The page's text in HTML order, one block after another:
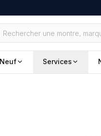
Services